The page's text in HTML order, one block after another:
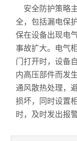
安全防护策略
全，包括漏电保
保在设备出现电
事故扩大。电气
门打开时，设备
内高压部件而发
通风散热处理，
损坏，同时设置
时，及时发出报